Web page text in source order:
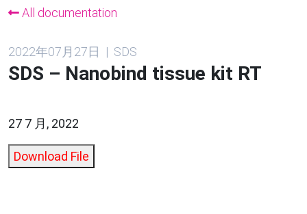
All documentation
2022年07月27日 | SDS
SDS – Nanobind tissue kit RT
27 7 月, 2022
Download File